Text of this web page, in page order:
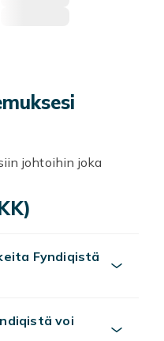
johtoihin joka
Näiden
voit nauttia
Fyndiqistä
voi